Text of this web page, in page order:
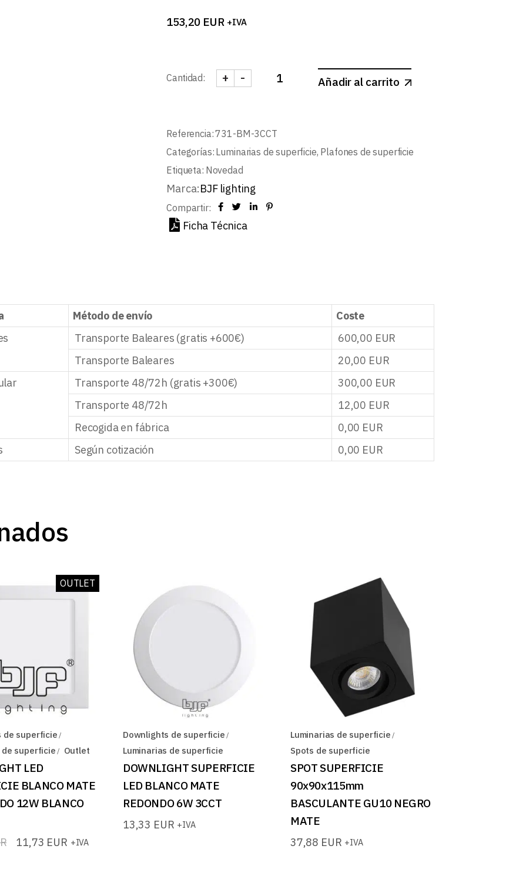
153,20 EUR +IVA
Cantidad: LUMINARIA SUPERFICIE BLANCO MATE 410x76mm 22/
-
+ Añadir al carrito
Referencia:731-BM-3CCT
Categorías: Luminarias de superficie, Plafones de superficie
Etiqueta: Novedad
Marca:BJF lighting
Compartir:
Ficha Técnica
Método de envío
Coste
Transporte Baleares (gratis +600€) 600,00 EUR
Transporte Baleares
20,00 EUR
Transporte 48/72h (gratis +300€) 300,00 EUR
Transporte 48/72h
12,00 EUR
Recogida en fábrica
0,00 EUR
Según cotización 0,00 EUR
OUTLET
de superficie
de superficie
Outlet
LED
BLANCO MATE
12W BLANCO
11,73 EUR +IVA
Downlights de superficie
Luminarias de superficie
DOWNLIGHT SUPERFICIE
LED BLANCO MATE
REDONDO 6W 3CCT
13,33 EUR +IVA
Luminarias de superficie
Spots de superficie
SPOT SUPERFICIE
90x90x115mm
BASCULANTE GU10 NEGRO
MATE
37,88 EUR +IVA